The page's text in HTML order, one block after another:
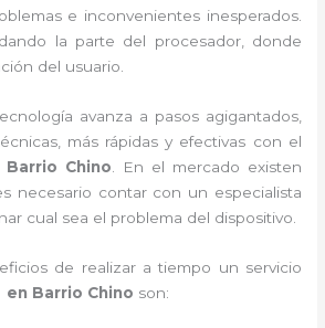
e inconvenientes inesperados.
la parte del procesador, donde
del usuario.
avanza a pasos agigantados,
más rápidas y efectivas con el
Barrio Chino . En el mercado existen
necesario contar con un especialista
cual sea el problema del dispositivo.
de realizar a tiempo un servicio
Barrio Chino son: